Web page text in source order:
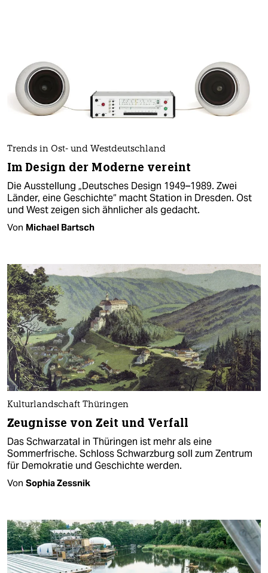
Trends in Ost- und Westdeutschland
Im Design der Moderne vereint
Die Ausstellung „Deutsches Design 1949–1989. Zwei
Länder, eine Geschichte“ macht Station in Dresden. Ost
und West zeigen sich ähnlicher als gedacht.
Von Michael Bartsch
Kulturlandschaft Thüringen
Zeugnisse von Zeit und Verfall
Das Schwarzatal in Thüringen ist mehr als eine
Sommerfrische. Schloss Schwarzburg soll zum Zentrum
für Demokratie und Geschichte werden.
Von Sophia Zessnik